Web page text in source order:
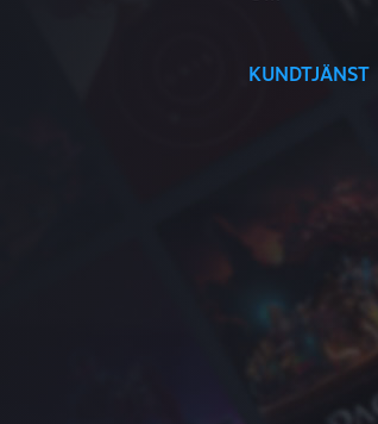
KUNDTJÄNST